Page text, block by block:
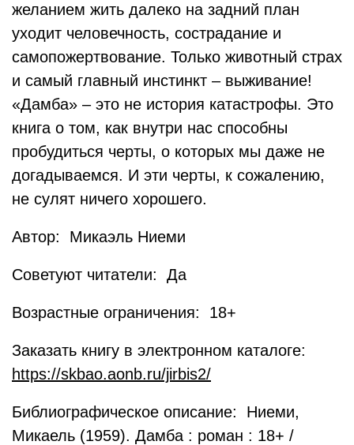
желанием жить далеко на задний план
уходит человечность, сострадание и
самопожертвование. Только животный страх
и самый главный инстинкт – выживание!
«Дамба» – это не история катастрофы. Это
книга о том, как внутри нас способны
пробудиться черты, о которых мы даже не
догадываемся. И эти черты, к сожалению,
не сулят ничего хорошего.
Автор: Микаэль Ниеми
Советуют читатели: Да
Возрастные ограничения: 18+
Заказать книгу в электронном каталоге:
https://skbao.aonb.ru/jirbis2/
Библиографическое описание: Ниеми,
Микаель (1959). Дамба : роман : 18+ /